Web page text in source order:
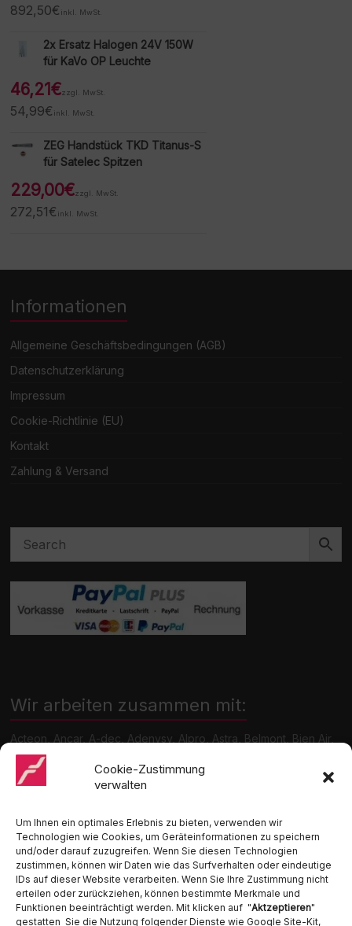
Cookie-Zustimmung
verwalten
Um Ihnen ein optimales Erlebnis zu bieten, verwenden wir
Technologien wie Cookies, um Geräteinformationen zu speichern
und/oder darauf zuzugreifen. Wenn Sie diesen Technologien
zustimmen, können wir Daten wie das Surfverhalten oder eindeutige
IDs auf dieser Website verarbeiten. Wenn Sie Ihre Zustimmung nicht
erteilen oder zurückziehen, können bestimmte Merkmale und
Funktionen beeinträchtigt werden. Mit klicken auf "Aktzeptieren"
gestatten Sie die Nutzung folgender Dienste wie Google Site-Kit,
892,50€ inkl. MwSt.
2x Ersatz Halogen 24V 150W
für KaVo OP Leuchte
46,21€zzgl. MwSt.
54,99€ inkl. MwSt.
ZEG Handstück TKD Titanus-S
für Satelec Spitzen
229,00€zzgl. MwSt.
272,51€ inkl. MwSt.
Informationen
Allgemeine Geschäftsbedingungen (AGB)
Datenschutzerklärung
Impressum
Cookie-Richtlinie (EU)
Kontakt
Zahlung & Versand
Wir arbeiten zusammen mit:
Acteon, Ancar, A-dec, Adenysy, Alpro, Astra, Belmont, Bien Air,
Cattani, Chirana, DCI, Dürr, ETI, Euronda, Faro, Gcomm, KaVo,
Medentex, Melag, Midmark, Metasys, MK-Dent, NSK, Ophardt
Hygiene, Ritter, Satelec, Scican, TKD, Velopex, u.v.m
Ambident GmbH